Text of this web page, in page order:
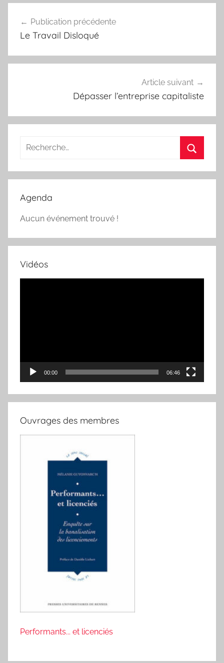
de
Publication précédente
Le Travail Disloqué
Article suivant
Dépasser l’entreprise capitaliste
Recherche
:
Agenda
Aucun événement trouvé !
Vidéos
00:00 06:46
Ouvrages des membres
Performants... et licenciés